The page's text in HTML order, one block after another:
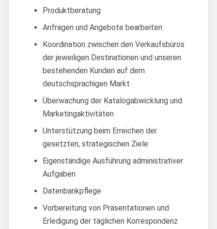
Produktberatung
Anfragen und Angebote bearbeiten
Koordination zwischen den Verkaufsbüros
der jeweiligen Destinationen und unseren
bestehenden Kunden auf dem
deutschsprachigen Markt
Überwachung der Katalogabwicklung und
Marketingaktivitäten
Unterstützung beim Erreichen der
gesetzten, strategischen Ziele
Eigenständige Ausführung administrativer
Aufgaben
Datenbankpflege
Vorbereitung von Präsentationen und
Erledigung der täglichen Korrespondenz